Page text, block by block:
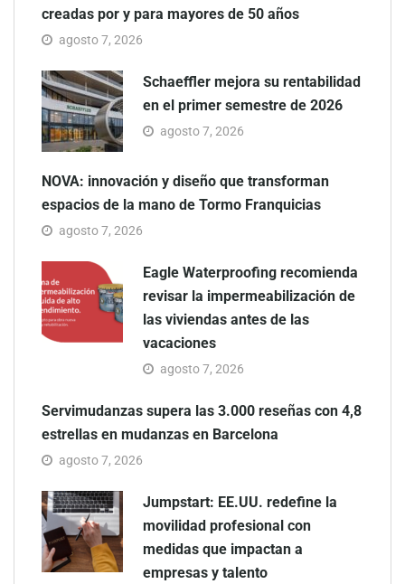
creadas por y para mayores de 50 años
agosto 7, 2026
Schaeffler mejora su rentabilidad
en el primer semestre de 2026
agosto 7, 2026
NOVA: innovación y diseño que transforman
espacios de la mano de Tormo Franquicias
agosto 7, 2026
Eagle Waterproofing recomienda
revisar la impermeabilización de
las viviendas antes de las
vacaciones
agosto 7, 2026
Servimudanzas supera las 3.000 reseñas con 4,8
estrellas en mudanzas en Barcelona
agosto 7, 2026
Jumpstart: EE.UU. redefine la
movilidad profesional con
medidas que impactan a
empresas y talento